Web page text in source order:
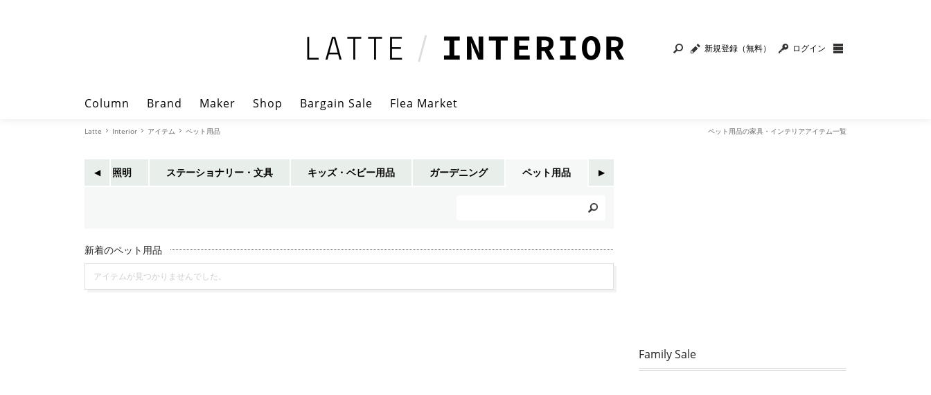
新規登録（無料） ログイン
Column Brand Maker Shop Bargain Sale Flea Market
Latte Interior アイテム ペット用品 ペット用品の家具・インテリアアイテム一覧
◀︎
家電・照明 ステーショナリー・文具 キッズ・ベビー用品 ガーデニング ペット用品 ▶︎
新着のペット用品
アイテムが見つかりませんでした。
Family Sale